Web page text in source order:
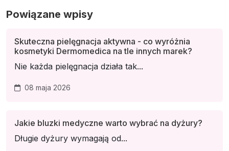
Powiązane wpisy
Skuteczna pielęgnacja aktywna - co wyróżnia
kosmetyki Dermomedica na tle innych marek?
Nie każda pielęgnacja działa tak...
08 maja 2026
Jakie bluzki medyczne warto wybrać na dyżury?
Długie dyżury wymagają od...